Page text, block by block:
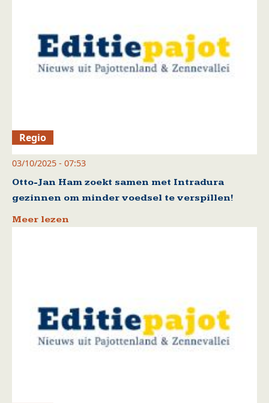
Regio
03/10/2025 - 07:53
Otto-Jan Ham zoekt samen met Intradura
gezinnen om minder voedsel te verspillen!
Meer lezen